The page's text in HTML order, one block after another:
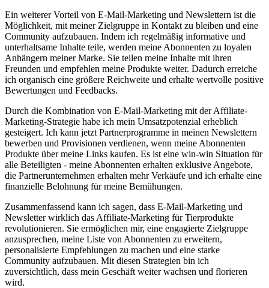
Ein weiterer Vorteil von E-Mail-Marketing und Newslettern ist ⁢die
Möglichkeit, mit meiner⁢ Zielgruppe⁢ in Kontakt ‌zu bleiben und eine
Community aufzubauen. Indem ich regelmäßig informative⁢ und
unterhaltsame Inhalte teile, werden meine Abonnenten zu loyalen
Anhängern meiner ⁣Marke. Sie teilen meine Inhalte mit ihren
Freunden ⁤und ⁢empfehlen meine Produkte ⁤weiter. Dadurch erreiche
ich organisch eine größere‍ Reichweite und erhalte wertvolle positive
Bewertungen und Feedbacks.
Durch die Kombination von E-Mail-Marketing⁢ mit der Affiliate-
Marketing-Strategie habe ich mein Umsatzpotenzial ‌erheblich
gesteigert. Ich kann jetzt ⁢Partnerprogramme in meinen Newslettern
bewerben und Provisionen verdienen, wenn meine⁤ Abonnenten
Produkte über meine Links kaufen. Es‌ ist eine win-win Situation für
alle ⁤Beteiligten ‌- meine Abonnenten erhalten exklusive Angebote,
die Partnerunternehmen​ erhalten ‍mehr Verkäufe und⁤ ich erhalte eine
finanzielle Belohnung für meine Bemühungen.
Zusammenfassend kann ⁣ich sagen, dass E-Mail-Marketing und
Newsletter‍ wirklich das Affiliate-Marketing⁤ für Tierprodukte‌
revolutionieren. Sie ermöglichen ​mir, eine engagierte Zielgruppe ​
anzusprechen, meine Liste von Abonnenten zu erweitern,‌
personalisierte Empfehlungen zu machen und eine starke
Community aufzubauen.⁤ Mit diesen Strategien bin ich
zuversichtlich, dass mein ​Geschäft weiter ‍wachsen​ und florieren
wird.